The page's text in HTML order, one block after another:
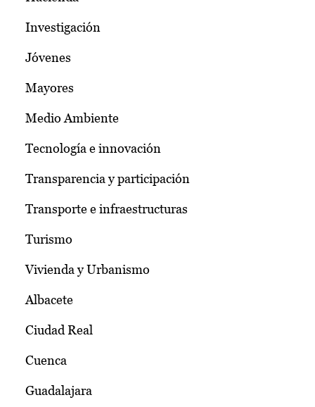
Investigación
Jóvenes
Mayores
Medio Ambiente
Tecnología e innovación
Transparencia y participación
Transporte e infraestructuras
Turismo
Vivienda y Urbanismo
Albacete
Ciudad Real
Cuenca
Guadalajara